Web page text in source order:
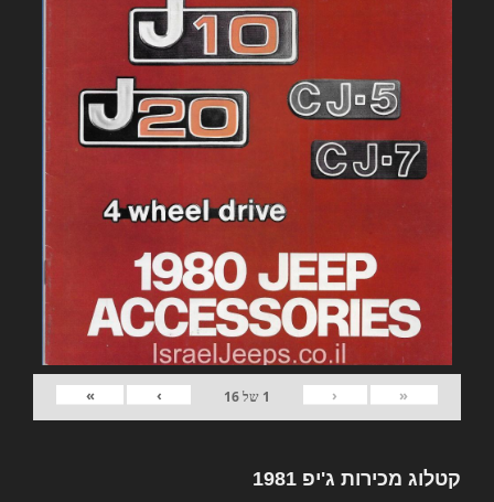
«
‹
1 של16
›
»
קטלוג מכירות ג'יפ 1981